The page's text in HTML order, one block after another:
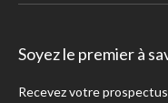
Soyez le premier à
Recevez votre